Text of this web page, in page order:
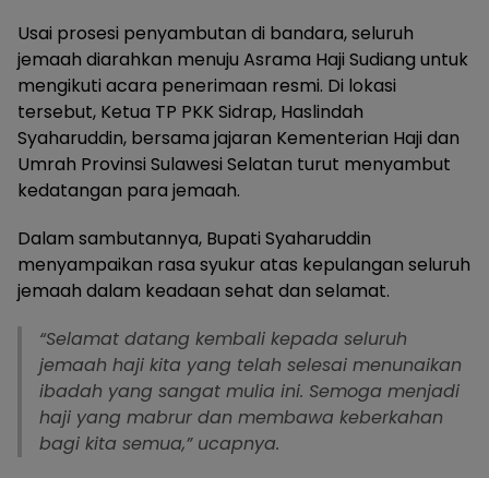
Usai prosesi penyambutan di bandara, seluruh
jemaah diarahkan menuju Asrama Haji Sudiang untuk
mengikuti acara penerimaan resmi. Di lokasi
tersebut, Ketua TP PKK Sidrap, Haslindah
Syaharuddin, bersama jajaran Kementerian Haji dan
Umrah Provinsi Sulawesi Selatan turut menyambut
kedatangan para jemaah.
Dalam sambutannya, Bupati Syaharuddin
menyampaikan rasa syukur atas kepulangan seluruh
jemaah dalam keadaan sehat dan selamat.
“Selamat datang kembali kepada seluruh
jemaah haji kita yang telah selesai menunaikan
ibadah yang sangat mulia ini. Semoga menjadi
haji yang mabrur dan membawa keberkahan
bagi kita semua,” ucapnya.